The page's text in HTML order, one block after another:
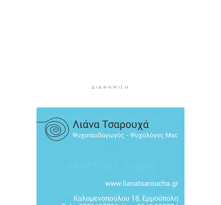
Πέθανε ο συγγραφέας Γιάννης Γρηγοράκης
6 ώρες 13 λεπτά πρίν
ΔΙΑΦΉΜΙΣΗ